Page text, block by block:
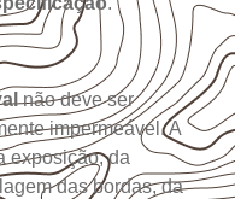
não deve ser
impermeável. A
exposição, da
das bordas, da